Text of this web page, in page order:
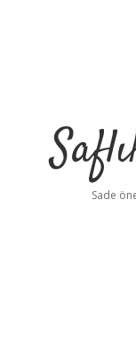
Sade